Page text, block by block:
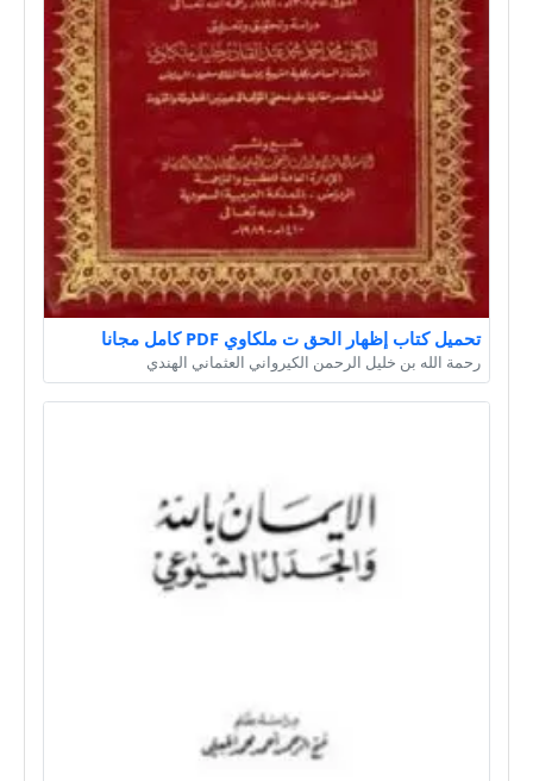
تحميل كتاب إظهار الحق ت ملكاوي PDF كامل مجانا
رحمة الله بن خليل الرحمن الكيرواني العثماني الهندي